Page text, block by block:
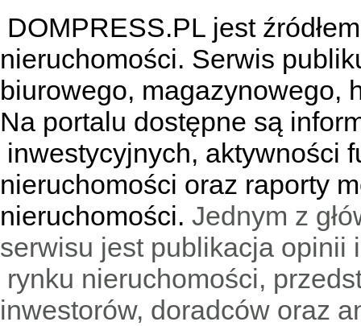
DOMPRESS.PL jest
nieruchomości. Serwis
biurowego, magazynowego,
Na portalu dostępne są
inwestycyjnych, aktywności
nieruchomości oraz raporty
nieruchomości. Jednym z
serwisu jest publikacja
rynku nieruchomości,
inwestorów, doradców oraz